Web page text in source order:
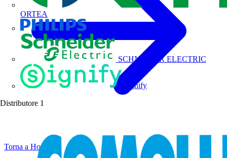
ORTEA
SCHNEIDER ELECTRIC
Signify
Distributore 1
Torna a Home